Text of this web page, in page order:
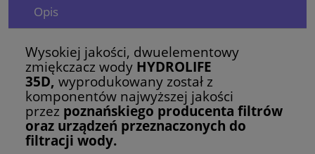
Opis
Wysokiej jakości, dwuelementowy
zmiękczacz wody HYDROLIFE
35D, wyprodukowany został z
komponentów najwyższej jakości
przez poznańskiego producenta filtrów
oraz urządzeń przeznaczonych do
filtracji wody.